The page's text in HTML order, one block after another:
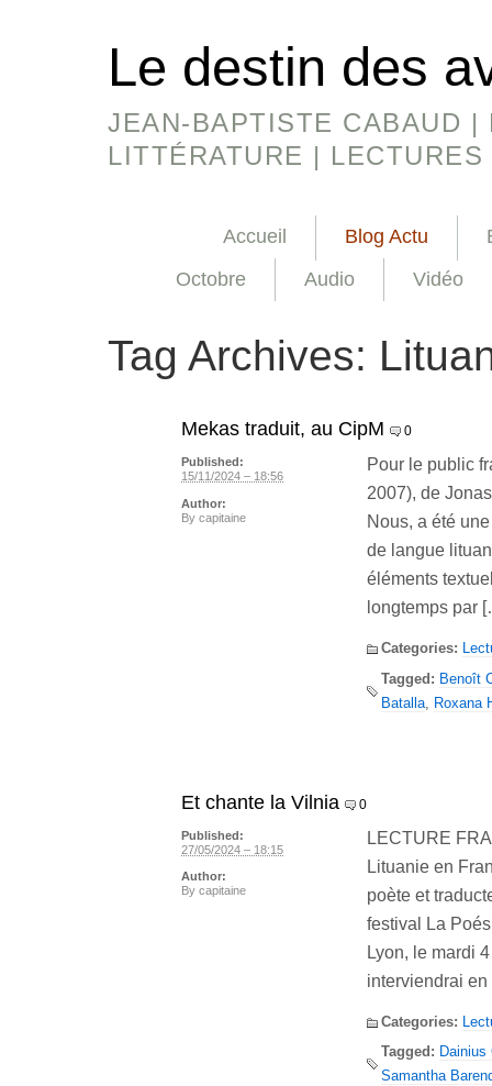
Le destin des
JEAN-BAPTISTE CABAUD
LITTÉRATURE |
Accueil Blog Actu
Octobre
Audio Vidéo
Tag Archives:
Mekas traduit, au CipM 0
Pour le public
2007), de
Nous, a été
de langue
éléments
longtemps par
Categories:
Tagged: Benoît
Batalla
Roxana
Published:
15/11/2024 – 18:56
Author:
By capitaine
Et chante la Vilnia 0
LECTURE
Lituanie en
poète et
festival La
Lyon, le mardi
interviendrai
Categories:
Tagged: Dainius
Samantha
Published:
27/05/2024 – 18:15
Author:
By capitaine